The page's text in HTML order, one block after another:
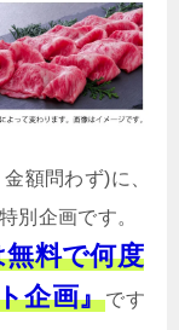
額問わず)に、
別企画です。
料で何度
企画』です